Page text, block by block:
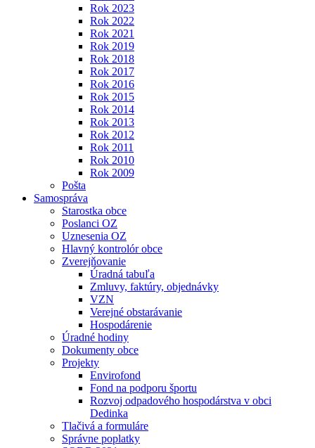
Rok 2023
Rok 2022
Rok 2021
Rok 2019
Rok 2018
Rok 2017
Rok 2016
Rok 2015
Rok 2014
Rok 2013
Rok 2012
Rok 2011
Rok 2010
Rok 2009
Pošta
Samospráva
Starostka obce
Poslanci OZ
Uznesenia OZ
Hlavný kontrolór obce
Zverejňovanie
Úradná tabuľa
Zmluvy, faktúry, objednávky
VZN
Verejné obstarávanie
Hospodárenie
Úradné hodiny
Dokumenty obce
Projekty
Envirofond
Fond na podporu športu
Rozvoj odpadového hospodárstva v obci
Dedinka
Tlačivá a formuláre
Správne poplatky